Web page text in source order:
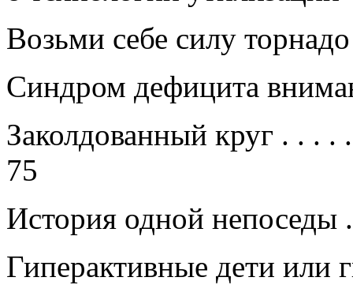
Возьми себе силу
Синдром дефицита
Заколдованный круг . . . .
75
История одной непоседы
Гиперактивные дети или